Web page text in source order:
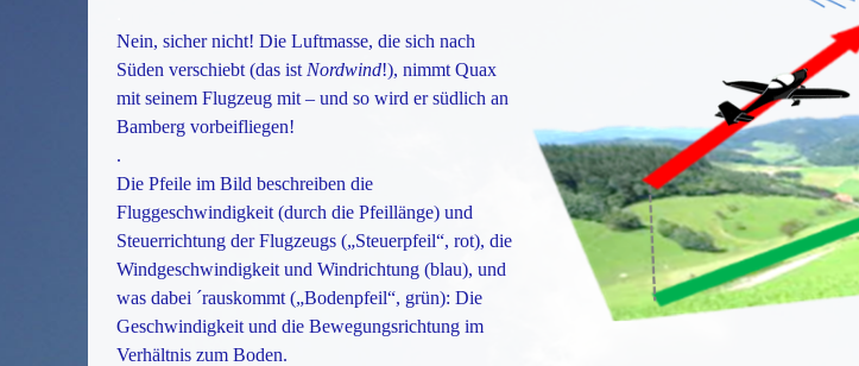
Nein, sicher nicht! Die Luftmasse, die sich nach
Süden verschiebt (das ist Nordwind!), nimmt Quax
mit seinem Flugzeug mit – und so wird er südlich an
Bamberg vorbeifliegen!
.
Die Pfeile im Bild beschreiben die
Fluggeschwindigkeit (durch die Pfeillänge) und
Steuerrichtung der Flugzeugs („Steuerpfeil“, rot), die
Windgeschwindigkeit und Windrichtung (blau), und
was dabei ´rauskommt („Bodenpfeil“, grün): Die
Geschwindigkeit und die Bewegungsrichtung im
Verhältnis zum Boden.